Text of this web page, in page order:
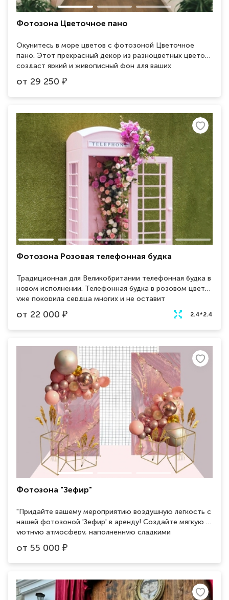
Фотозона Цветочное пано
Окунитесь в море цветов с фотозоной Цветочное
пано. Этот прекрасный декор из разноцветных цветов
создаст яркий и живописный фон для ваших
фотографий, добавляя красоты и свежести.
от 29 250 ₽
Фотозона Розовая телефонная будка
Традиционная для Великобритании телефонная будка в
новом исполнении. Телефонная будка в розовом цвете
уже покорила сердца многих и не оставит
равнодушным новых зрителей. Фотозона украшенная
красивыми цветами будет идеальным элементом,
притягивающем взгляды, на вашем мероприятии.
от 22 000 ₽ 2.4*2.4
Фотозона "Зефир"
"Придайте вашему мероприятию воздушную легкость с
нашей фотозоной 'Зефир' в аренду! Создайте мягкую и
уютную атмосферу, наполненную сладкими
моментами радости и веселья. Оригинальный дизайн и
нежные оттенки станут идеальным фоном для вашего
незабываемого события. Забронируйте сейчас и
вспоминать!
от 55 000 ₽